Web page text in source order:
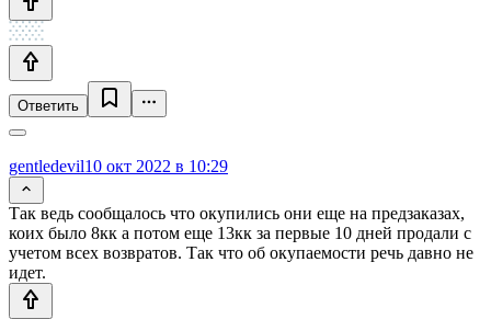
Ответить
gentledevil10 окт 2022 в 10:29
Так ведь сообщалось что окупились они еще на предзаказах,
коих было 8кк а потом еще 13кк за первые 10 дней продали с
учетом всех возвратов. Так что об окупаемости речь давно не
идет.